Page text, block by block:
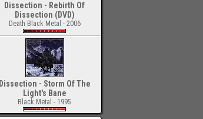
Dissection - Rebirth Of
Dissection (DVD)
Death Black Metal - 2006
Dissection - Storm Of The
Light's Bane
Black Metal - 1995